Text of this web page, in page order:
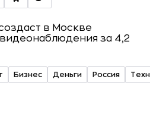
Бизнес Деньги Россия